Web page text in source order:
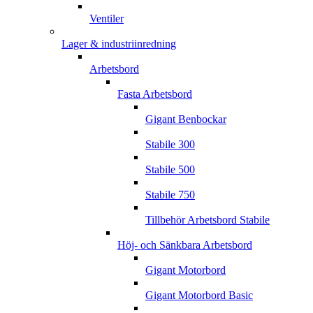
Ventiler
Lager & industriinredning
Arbetsbord
Fasta Arbetsbord
Gigant Benbockar
Stabile 300
Stabile 500
Stabile 750
Tillbehör Arbetsbord Stabile
Höj- och Sänkbara Arbetsbord
Gigant Motorbord
Gigant Motorbord Basic